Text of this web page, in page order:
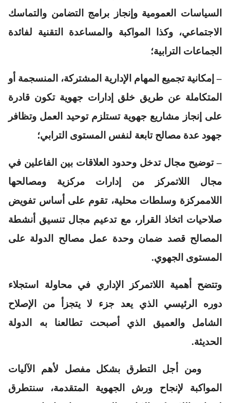
السياسات العمومية وإنجاز برامج التضامن والتماسك
الاجتماعي، وكذا المواكبة والمساعدة التقنية لفائدة
الجماعات الترابية؛
– إمكانية تجميع المهام الإدارية المشتركة، المنسجمة أو
المتكاملة عن طريق خلق إدارات جهوية تكون قادرة
على إنجاز مشاريع جهوية تستلزم توحيد العمل وتظافر
جهود عدة مصالح تابعة لنفس المستوى الترابي؛
– توضيح مجال تدخل وحدود العلاقات بين الفاعلين في
مجال اللاتمركز من إدارات مركزية ومصالحها
اللاممركزة وسلطات محلية، تقوم على أساس تفويض
صلاحيات اتخاذ القرار، مع تدعيم مجال تنسيق أنشطة
المصالح قصد ضمان وحدة عمل مصالح الدولة على
المستوى الجهوي.
وتتضح أهمية اللاتمركز الإداري في محاولة استجلاء
دوره الرئيسي الذي يعد جزء لا يتجزأ من الإصلاح
الشامل والعميق الذي أصبحت تطالعنا به الدولة
الحديثة.
ومن أجل التطرق بشكل مفصل لأهم الآليات
المواكبة لإنجاح ورش الجهوية المتقدمة، سنتطرق